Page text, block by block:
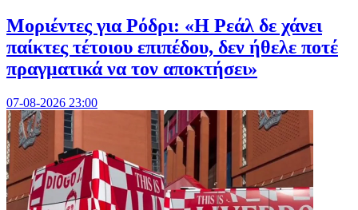
Μοριέντες για Ρόδρι: «Η Ρεάλ δε χάνει
παίκτες τέτοιου επιπέδου, δεν ήθελε ποτέ
πραγματικά να τον αποκτήσει»
07-08-2026 23:00